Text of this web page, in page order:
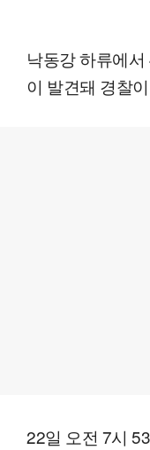
낙동강 하류에
이 발견돼 경찰
22일 오전 7시